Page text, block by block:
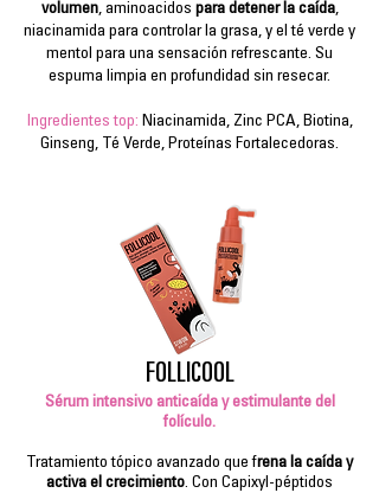
volumen, aminoacidos para detener la caída,
niacinamida para controlar la grasa, y el té verde y
mentol para una sensación refrescante. Su
espuma limpia en profundidad sin resecar.
Ingredientes top: Niacinamida, Zinc PCA, Biotina,
Ginseng, Té Verde, Proteínas Fortalecedoras.
FOLLICOOL
Sérum intensivo anticaída y estimulante del
folículo.
Tratamiento tópico avanzado que frena la caída y
activa el crecimiento. Con Capixyl-péptidos